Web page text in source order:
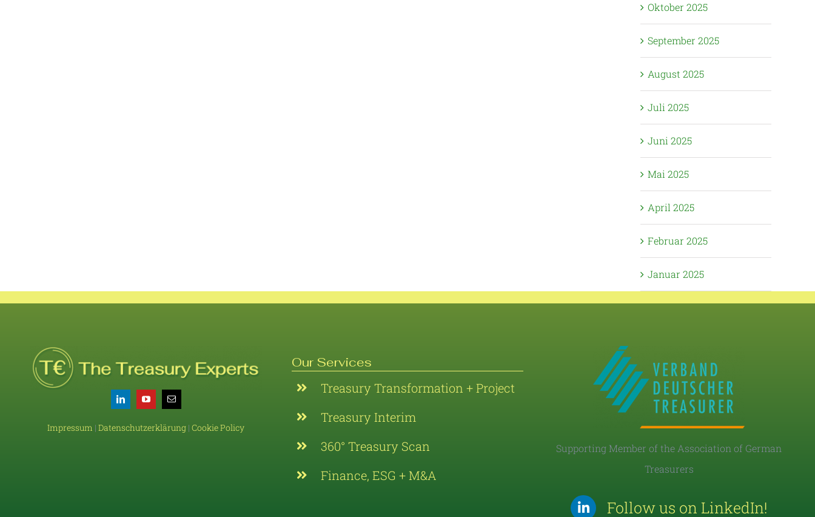
Oktober 2025
September 2025
August 2025
Juli 2025
Juni 2025
Mai 2025
April 2025
Februar 2025
Januar 2025
Impressum |Datenschutzerklärung |Cookie Policy
Our Services
Treasury Transformation + Project
Treasury Interim
360° Treasury Scan
Finance, ESG + M&A
Supporting Member of the Association of German
Treasurers
Follow us on LinkedIn!